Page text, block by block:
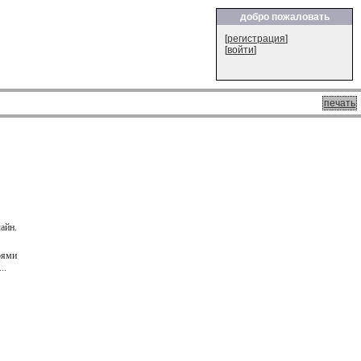
добро пожаловать
[регистрация]
[войти]
печать